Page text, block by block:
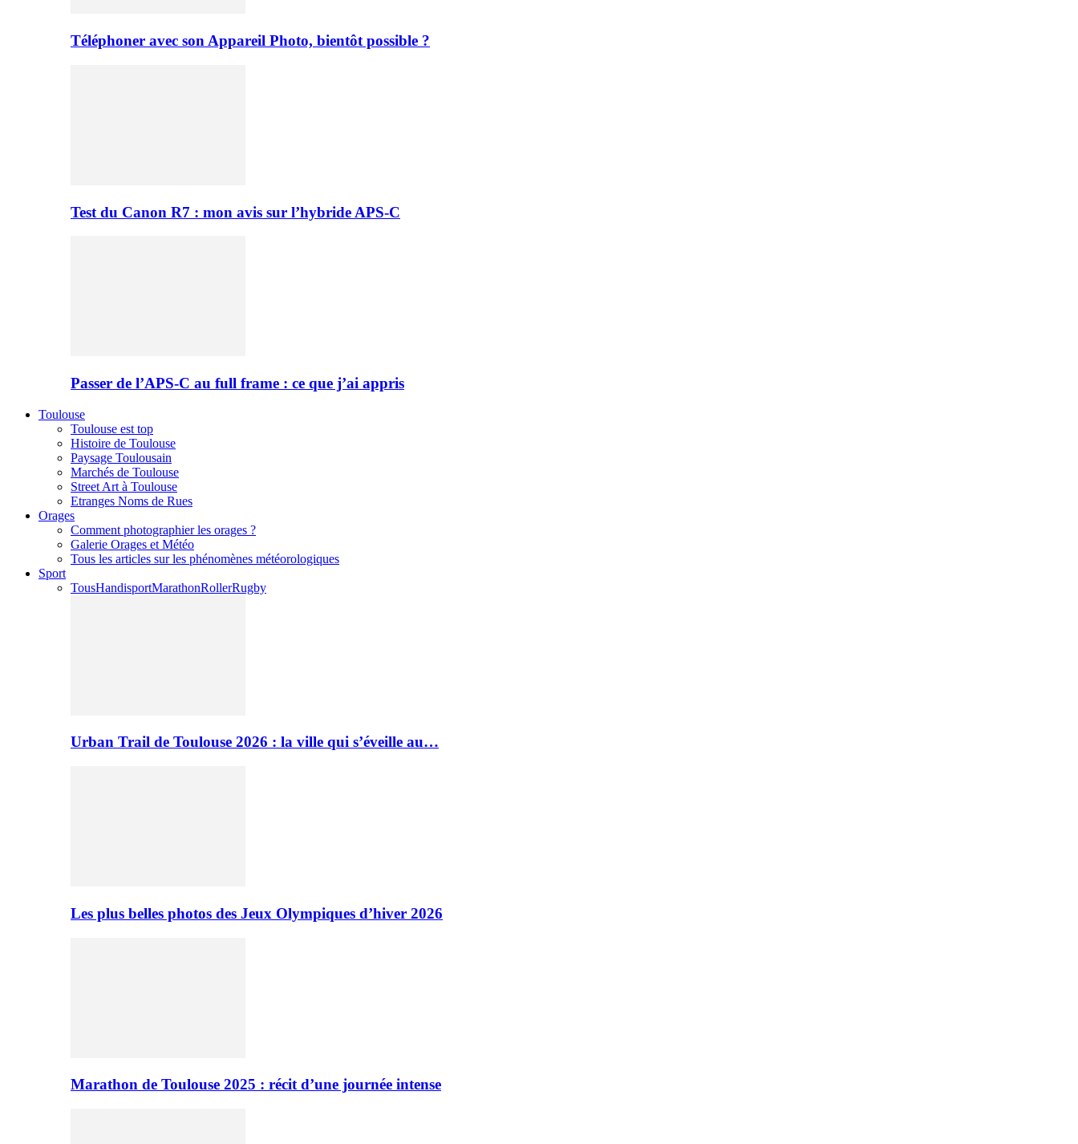
Téléphoner avec son Appareil Photo, bientôt possible ?
Test du Canon R7 : mon avis sur l’hybride APS-C
Passer de l’APS-C au full frame : ce que j’ai appris
Toulouse
Toulouse est top
Histoire de Toulouse
Paysage Toulousain
Marchés de Toulouse
Street Art à Toulouse
Etranges Noms de Rues
Orages
Comment photographier les orages ?
Galerie Orages et Météo
Tous les articles sur les phénomènes météorologiques
Sport
TousHandisportMarathonRollerRugby
Urban Trail de Toulouse 2026 : la ville qui s’éveille au…
Les plus belles photos des Jeux Olympiques d’hiver 2026
Marathon de Toulouse 2025 : récit d’une journée intense